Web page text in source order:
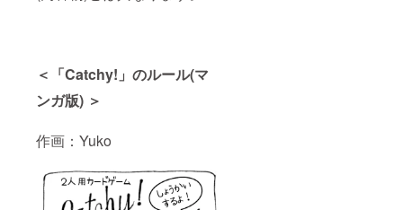
＜「Catchy!」のルール(マ
ンガ版) ＞
作画：Yuko